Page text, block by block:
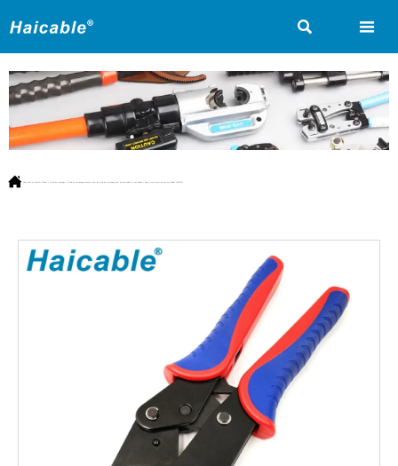
 
 Produit Pour les outils de sertissage pour bornes isolées et non isolées Pince à sertir pour bornes non isolées LXN-10N